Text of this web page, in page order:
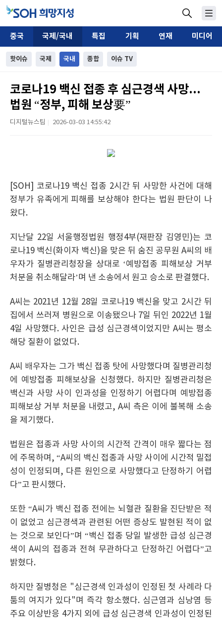
중국 국제/국내 특집 기획 연재 미디어
핫이슈 국제 국내 종합 이슈 TV
코로나19 백신 접종 후 심근경색 사망...
법원 “정부, 피해 보상要”
디지털뉴스팀 2026-03-03 14:55:42
[SOH] 코로나19 백신 접종 2시간 뒤 사망한 사건에 대해
정부가 유족에게 피해를 보상해야 한다는 법원 판단이 나
왔다.
지난달 22일 서울행정법원 행정4부(재판장 김영민)는 코
로나19 백신(화이자 백신)을 맞은 뒤 숨진 공무원 A씨의 배
우자가 질병관리청장을 상대로 ‘예방접종 피해보상 거부
처분을 취소해달라’며 낸 소송에서 원고 승소로 판결했다.
A씨는 2021년 12월 28일 코로나19 백신을 맞고 2시간 뒤
집에서 쓰러져 병원으로 이송됐으나 7일 뒤인 2022년 1월
4일 사망했다. 사인은 급성 심근경색이었지만 A씨는 평소
해당 질환이 없었다.
A씨 배우자는 그가 백신 접종 탓에 사망했다며 질병관리청
에 예방접종 피해보상을 신청했다. 하지만 질병관리청은
백신과 사망 사이 인과성을 인정하기 어렵다며 예방접종
피해보상 거부 처분을 내렸고, A씨 측은 이에 불복해 소송
을 제기했다.
법원은 접종과 사망 사이의 시간적 간격이 매우 짧다는 점
에 주목하며, “A씨의 백신 접종과 사망 사이에 시간적 밀접
성이 인정되며, 다른 원인으로 사망했다고 단정하기 어렵
다”고 판시했다.
또한 “A씨가 백신 접종 전에는 뇌혈관 질환을 진단받은 적
이 없었고 심근경색과 관련된 어떤 증상도 발현된 적이 없
는 것으로 보인다”며 “백신 접종 당일 발생한 급성 심근경
색이 A씨의 접종과 전혀 무관하다고 단정하긴 어렵다”고
밝혔다.
하지만 질병청은 "심근경색 인과성이 인정된 첫 사례라 다
툼의 여지가 있다"며 즉각 항소했다. 심근염과 심낭염 등
주요 이상반응 4가지 외에 급성 심근경색 인과성이 인정된